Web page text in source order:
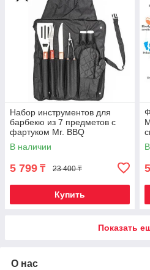
Набор инструментов для
барбекю из 7 предметов с
фартуком Mr. BBQ
В наличии
5 799 ₸ 23 400 ₸
Купить
Показать
О нас